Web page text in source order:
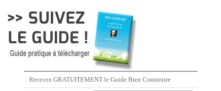
Recevez GRATUITEMENT le Guide Bien Construire